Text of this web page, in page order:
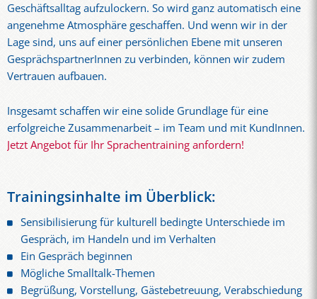
Geschäftsalltag aufzulockern. So wird ganz automatisch eine
angenehme Atmosphäre geschaffen. Und wenn wir in der
Lage sind, uns auf einer persönlichen Ebene mit unseren
GesprächspartnerInnen zu verbinden, können wir zudem
Vertrauen aufbauen.
Insgesamt schaffen wir eine solide Grundlage für eine
erfolgreiche Zusammenarbeit – im Team und mit KundInnen.
Jetzt Angebot für Ihr Sprachentraining anfordern!
Trainingsinhalte im Überblick:
Sensibilisierung für kulturell bedingte Unterschiede im
Gespräch, im Handeln und im Verhalten
Ein Gespräch beginnen
Mögliche Smalltalk-Themen
Begrüßung, Vorstellung, Gästebetreuung, Verabschiedung